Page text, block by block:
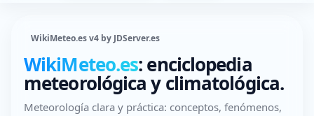
WikiMeteo.es v4 by JDServer.es
WikiMeteo.es: enciclopedia
meteorológica y climatológica.
Meteorología clara y práctica: conceptos, fenómenos,